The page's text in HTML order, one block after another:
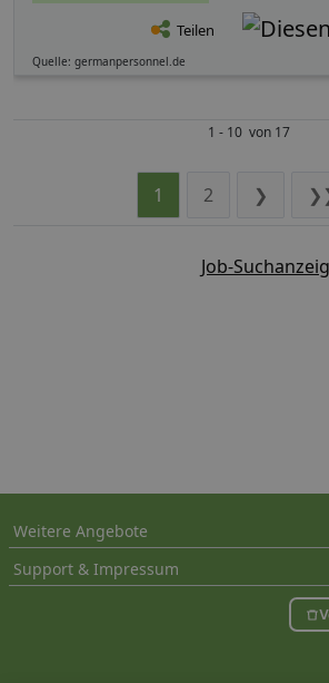
Teilen
Quelle: germanpersonnel.de
1 - 10 von 17
1 2 ❯
Job-
Weitere Angebote
Support & Impressum